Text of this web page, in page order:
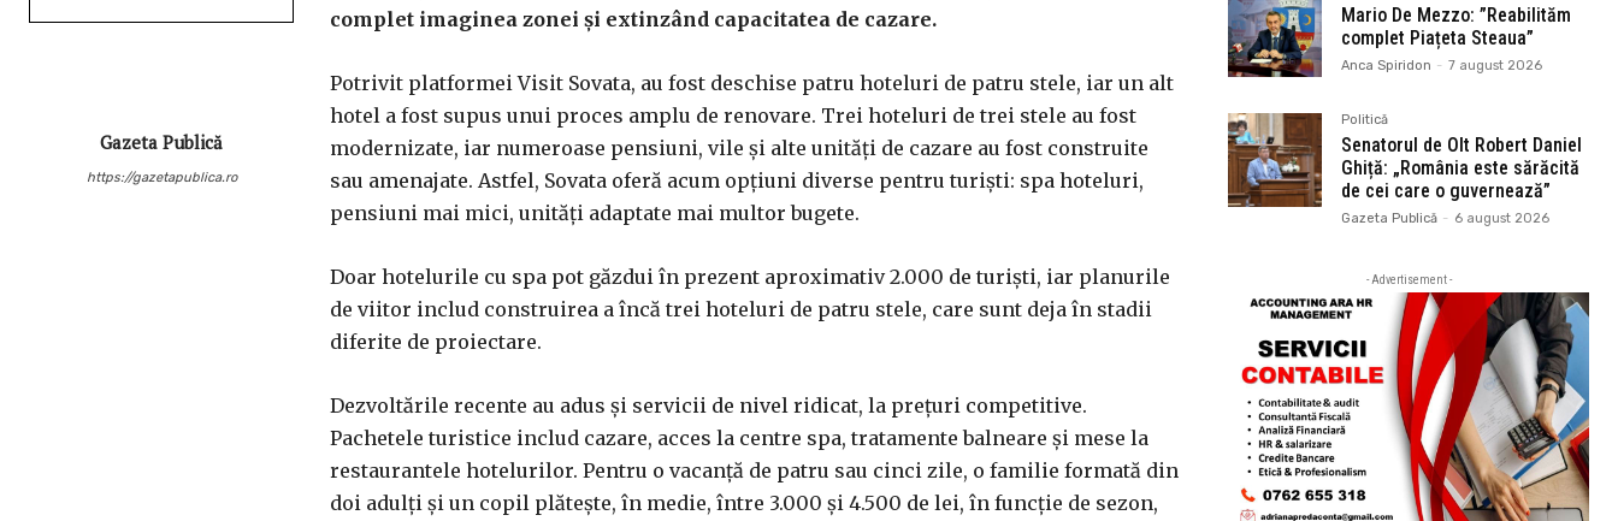
Gazeta Publică
https://gazetapublica.ro
complet imaginea zonei și extinzând capacitatea de cazare.
Potrivit platformei Visit Sovata, au fost deschise patru hoteluri de patru stele, iar un alt
hotel a fost supus unui proces amplu de renovare. Trei hoteluri de trei stele au fost
modernizate, iar numeroase pensiuni, vile și alte unități de cazare au fost construite
sau amenajate. Astfel, Sovata oferă acum opțiuni diverse pentru turiști: spa hoteluri,
pensiuni mai mici, unități adaptate mai multor bugete.
Doar hotelurile cu spa pot găzdui în prezent aproximativ 2.000 de turiști, iar planurile
de viitor includ construirea a încă trei hoteluri de patru stele, care sunt deja în stadii
diferite de proiectare.
Dezvoltările recente au adus și servicii de nivel ridicat, la prețuri competitive.
Pachetele turistice includ cazare, acces la centre spa, tratamente balneare și mese la
restaurantele hotelurilor. Pentru o vacanță de patru sau cinci zile, o familie formată din
doi adulți și un copil plătește, în medie, între 3.000 și 4.500 de lei, în funcție de sezon,
Mario De Mezzo: ”Reabilităm
complet Piațeta Steaua”
Anca Spiridon - 7 august 2026
Politică
Senatorul de Olt Robert Daniel
Ghiță: „România este sărăcită
de cei care o guvernează”
Gazeta Publică - 6 august 2026
- Advertisement -